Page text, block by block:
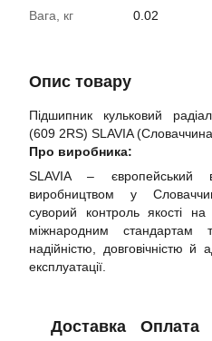
Вага, кг
0.02
Опис товару
Підшипник кульковий
(609 2RS) SLAVIA
Про виробника:
SLAVIA – європейський
виробництвом у
суворий контроль якості на
міжнародним стандартам
надійністю, довговічністю
експлуатації.
Доставка Оплата